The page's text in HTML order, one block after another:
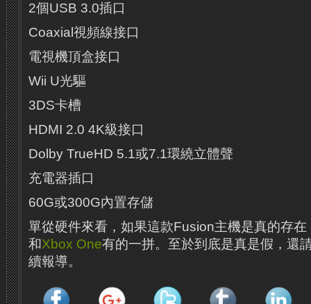
2個USB 3.0插口
Coaxial視頻線接口
電視機頂盒接口
Wii U光驅
3DS卡槽
HDMI 2.0 4K級接口
Dolby TrueHD 5.1或7.1環繞立體聲
充電器插口
60G或300G內置存儲
單從硬件來看，如果這款Fusion主機是真的存
和Xbox One有的一拼。至於到底是真是假，還
續報導。